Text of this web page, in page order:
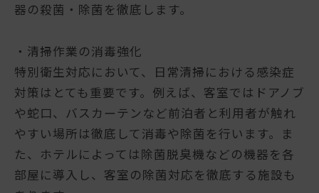
器の殺菌・除菌を徹底します。
・清掃作業の消毒強化
特別衛生対応において、日常清掃における感染症
対策はとても重要です。例えば、客室ではドアノブ
や蛇口、バスカーテンなど前泊者と利用者が触れ
やすい場所は徹底して消毒や除菌を行います。ま
た、ホテルによっては除菌脱臭機などの機器を各
部屋に導入し、客室の除菌対応を徹底する施設も